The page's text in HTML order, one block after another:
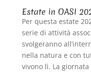
Estate in OASI
Per questa estate
serie di attività
svolgeranno
nella natura e con
vivono lì. La giornata